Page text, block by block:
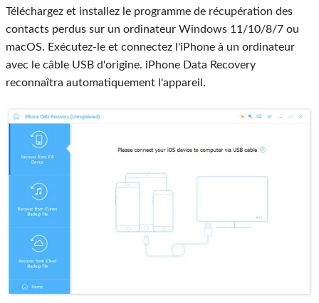
Téléchargez et installez le programme de récupération des
contacts perdus sur un ordinateur Windows 11/10/8/7 ou
macOS. Exécutez-le et connectez l'iPhone à un ordinateur
avec le câble USB d'origine. iPhone Data Recovery
reconnaîtra automatiquement l'appareil.